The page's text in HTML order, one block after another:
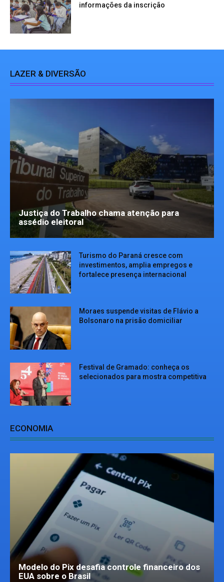
informações da inscrição
LAZER & DIVERSÃO
Justiça do Trabalho chama atenção para
assédio eleitoral
Turismo do Paraná cresce com
investimentos, amplia empregos e
fortalece presença internacional
Moraes suspende visitas de Flávio a
Bolsonaro na prisão domiciliar
Festival de Gramado: conheça os
selecionados para mostra competitiva
ECONOMIA
Modelo do Pix desafia controle financeiro dos
EUA sobre o Brasil